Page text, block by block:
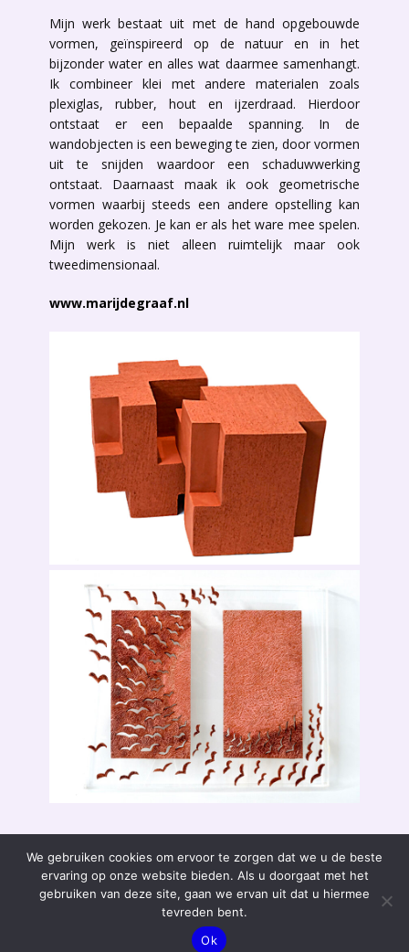
Mijn werk bestaat uit met de hand opgebouwde
vormen, geïnspireerd op de natuur en in het
bijzonder water en alles wat daarmee samenhangt.
Ik combineer klei met andere materialen zoals
plexiglas, rubber, hout en ijzerdraad. Hierdoor
ontstaat er een bepaalde spanning. In de
wandobjecten is een beweging te zien, door vormen
uit te snijden waardoor een schaduwwerking
ontstaat. Daarnaast maak ik ook geometrische
vormen waarbij steeds een andere opstelling kan
worden gekozen. Je kan er als het ware mee spelen.
Mijn werk is niet alleen ruimtelijk maar ook
tweedimensionaal.
www.marijdegraaf.nl
We gebruiken cookies om ervoor te zorgen dat we u de beste
ervaring op onze website bieden. Als u doorgaat met het
gebruiken van deze site, gaan we ervan uit dat u hiermee
tevreden bent.
Ok